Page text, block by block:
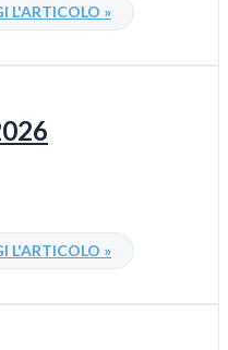
L'ARTICOLO »
L'ARTICOLO »